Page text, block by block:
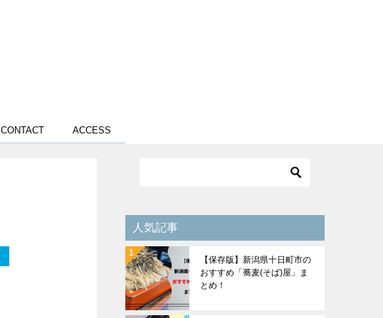
CONTACT ACCESS
人気記事
【保存版】新潟県十日町市の
おすすめ「蕎麦(そば)屋」ま
とめ！